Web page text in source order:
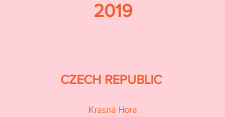
2019
CZECH REPUBLIC
Krasná Hora